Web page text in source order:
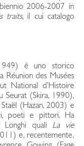
2006-2007 in
traits, il cui catalogo
è uno storico
Réunion des Musées
National d’Histoire
Seurat (Skira, 1990),
(Hazan, 2003) e
poeti e pittori. Ha
quali La vie
e, recentemente,